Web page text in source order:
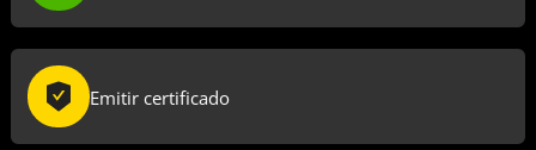
Emitir certificado